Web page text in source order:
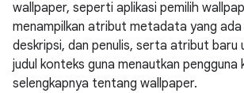
wallpaper, seperti aplikasi pemilih
menampilkan atribut metadata yang
deskripsi, dan penulis, serta atribut baru
judul konteks guna menautkan pengguna
selengkapnya tentang wallpaper.